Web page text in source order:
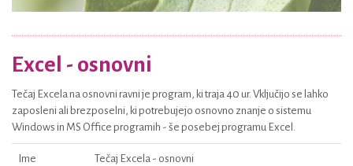
Excel - osnovni
Tečaj Excela na osnovni ravni je program, ki traja 40 ur. Vključijo se lahko
zaposleni ali brezposelni, ki potrebujejo osnovno znanje o sistemu
Windows in MS Office programih - še posebej programu Excel.
Ime
Tečaj Excela - osnovni